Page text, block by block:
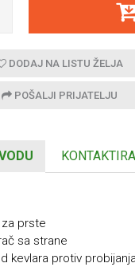
DODAJ NA LISTU ŽELJA
POŠALJI PRIJATELJU
prste
sa strane
kevlara protiv probijanja